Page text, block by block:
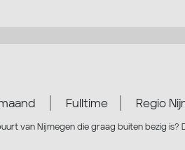
Fulltime Regio
van Nijmegen die graag buiten bezig